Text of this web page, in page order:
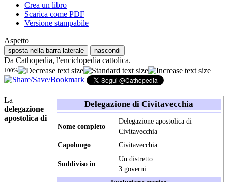
Crea un libro
Scarica come PDF
Versione stampabile
Aspetto
sposta nella barra laterale nascondi
Da Cathopedia, l'enciclopedia cattolica.
100%
Delegazione di Civitavecchia
Nome completo
Delegazione apostolica di
Civitavecchia
Capoluogo
Civitavecchia
Suddiviso in
Un distretto
3 governi
La
delegazione
apostolica di